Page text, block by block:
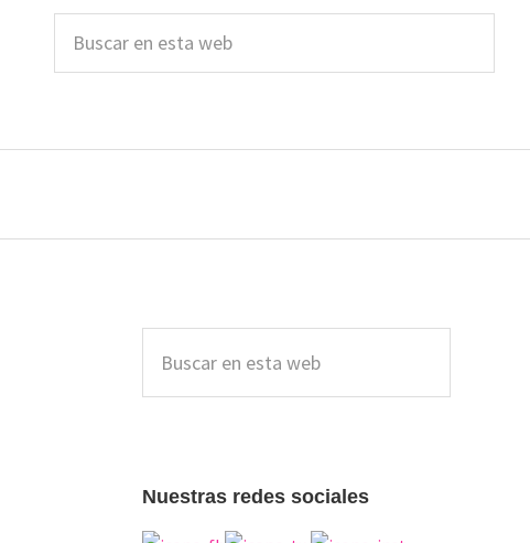
esta
lateral
principal
esta
Nuestras redes sociales